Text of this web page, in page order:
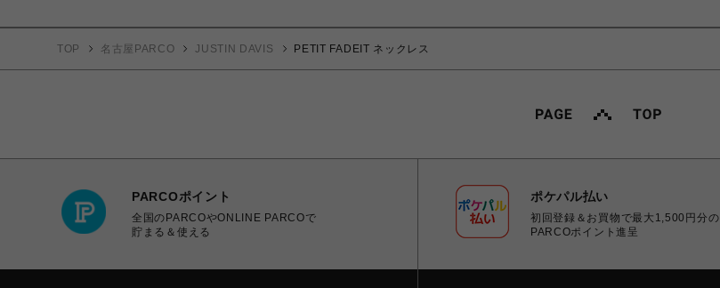
TOP 名古屋PARCO JUSTIN DAVIS PETIT FADEIT ネックレス
PARCOポイント
全国のPARCOやONLINE PARCOで
貯まる＆使える
ポケパル払い
初回登録＆お買物で最大1,500円分の
PARCOポイント進呈